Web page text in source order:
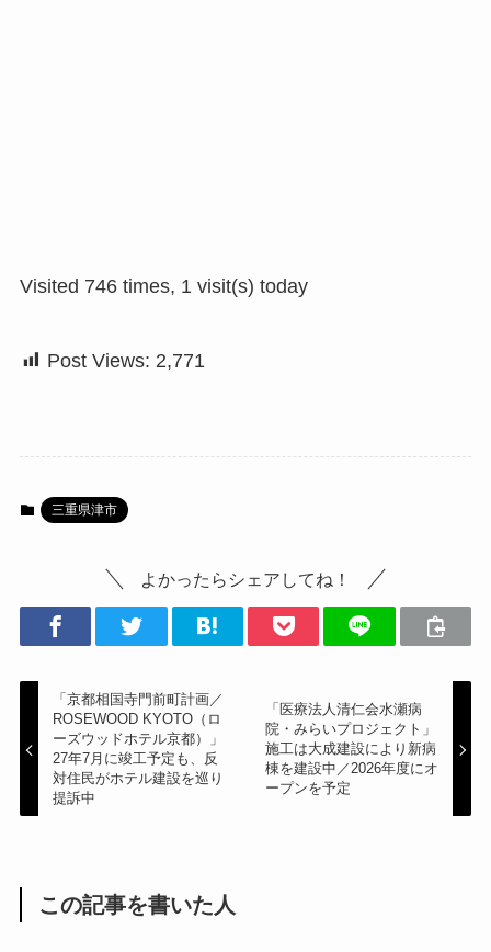
Visited 746 times, 1 visit(s) today
Post Views: 2,771
三重県津市
よかったらシェアしてね！
「京都相国寺門前町計画／
ROSEWOOD KYOTO（ロ
ーズウッドホテル京都）」
27年7月に竣工予定も、反
対住民がホテル建設を巡り
提訴中
「医療法人清仁会水瀬病
院・みらいプロジェクト」
施工は大成建設により新病
棟を建設中／2026年度にオ
ープンを予定
この記事を書いた人